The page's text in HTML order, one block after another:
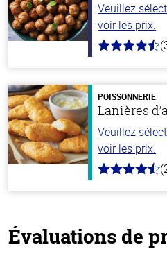
Veuillez
voir les prix.
4.6
stars
POISSONNERIE
Lanières
Veuillez
voir les prix.
4.5
Évaluations de